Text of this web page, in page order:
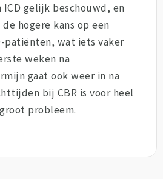
gelijk beschouwd, en
hogere kans op een
patiënten, wat iets vaker
weken na
gaat ook weer in na
bij CBR is voor heel
probleem.